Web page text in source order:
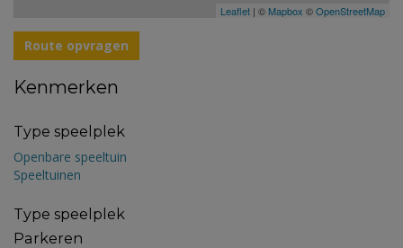
Leaflet | © Mapbox ©OpenStreetMap
Route opvragen
Kenmerken
Type speelplek
Openbare speeltuin
Speeltuinen
Type speelplek
Parkeren